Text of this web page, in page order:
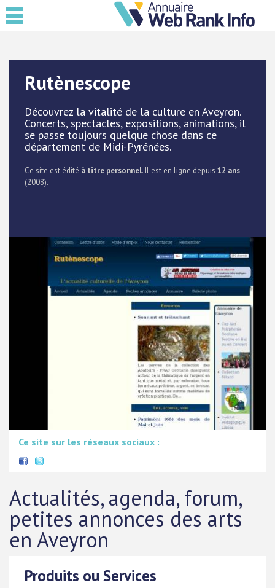
Rutènescope
Découvrez la vitalité de la culture en Aveyron.
Concerts, spectacles, expositions, animations, il
se passe toujours quelque chose dans ce
département de Midi-Pyrénées.
Ce site est édité à titre personnel. Il est en ligne depuis 12 ans
(2008).
Ce site sur les réseaux sociaux :
Actualités, agenda, forum,
petites annonces des arts
en Aveyron
Produits ou Services